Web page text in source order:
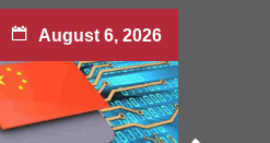
August 6, 2026